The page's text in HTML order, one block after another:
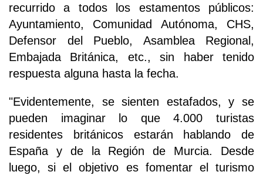
recurrido a todos los estamentos públicos:
Ayuntamiento, Comunidad Autónoma, CHS,
Defensor del Pueblo, Asamblea Regional,
Embajada Británica, etc., sin haber tenido
respuesta alguna hasta la fecha.
"Evidentemente, se sienten estafados, y se
pueden imaginar lo que 4.000 turistas
residentes británicos estarán hablando de
España y de la Región de Murcia. Desde
luego, si el objetivo es fomentar el turismo